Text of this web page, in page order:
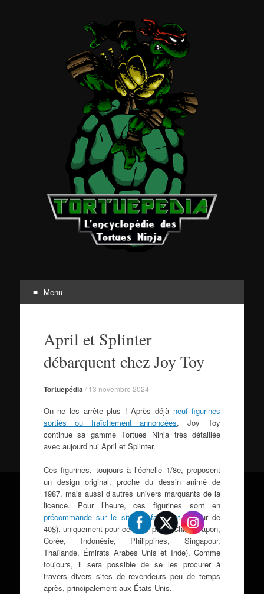
Menu
contenuApril et Splinter
débarquent chez Joy Toy
Tortuepédia / 13 novembre 2024
On ne les arrête plus ! Après déjà neuf figurines
sorties ou fraîchement annoncées, Joy Toy
continue sa gamme Tortues Ninja très détaillée
avec aujourd’hui April et Splinter.
Ces figurines, toujours à l’échelle 1/8e, proposent
un design original, proche du dessin animé de
1987, mais aussi d’autres univers marquants de la
licence. Pour l’heure, ces figurines sont en
précommande sur le site du fabricant(autour de
40$), uniquement pour certains pays (Chine, Japon,
Corée, Indonésie, Philippines, Singapour,
Thaïlande, Émirats Arabes Unis et Inde). Comme
toujours, il sera possible de se les procurer à
travers divers sites de revendeurs peu de temps
après, principalement aux États-Unis.